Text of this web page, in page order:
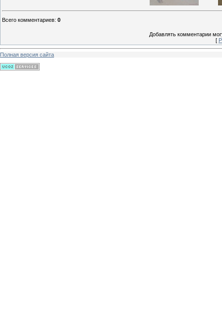
Всего комментариев: 0
Добавлять комментарии
[
Полная версия сайта